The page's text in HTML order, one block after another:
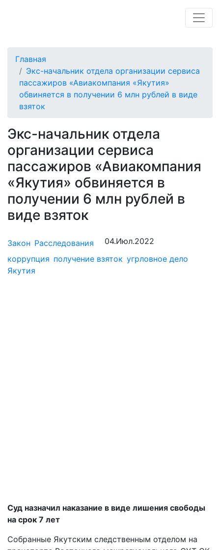
Главная
Экс-начальник отдела организации сервиса
пассажиров «Авиакомпания «Якутия»
обвиняется в получении 6 млн рублей в виде
взяток
Экс-начальник отдела
организации сервиса
пассажиров «Авиакомпания
«Якутия» обвиняется в
получении 6 млн рублей в
виде взяток
Закон Расследования
04.Июл.2022
коррупция получение взяток угрловное дело
Якутия
Суд назначил наказание в виде лишения свободы
на срок 7 лет
Собранные Якутским следственным отделом на